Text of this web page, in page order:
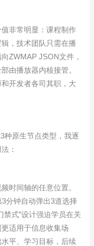
非常明显：课程制作
，技术团队只需在播
ZWMAP JSON文件，
由播放器内核接管。
开发者各司其职，大
种原生节点类型，我逐
：
时间轴的任意位置。
分钟自动弹出3道选择
禁式”设计强迫学员在关
适用于信息收集场
平、学习目标，后续